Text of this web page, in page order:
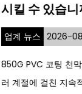
, 내후성, 여
벤트 구조